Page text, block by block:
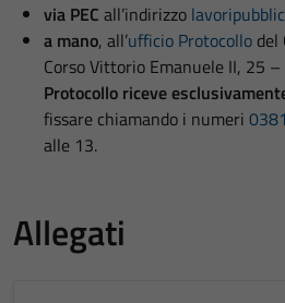
via PEC all’indirizzo
a mano, all’ufficio Protocollo del
Corso Vittorio Emanuele II, 25
Protocollo riceve
fissare chiamando i numeri
alle 13.
Allegati